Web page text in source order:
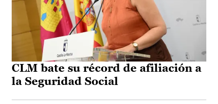
CLM bate su récord de afiliación a
la Seguridad Social